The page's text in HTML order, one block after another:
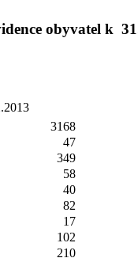
obyvatel k
3168
47
349
58
40
82
17
102
210